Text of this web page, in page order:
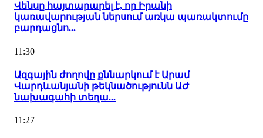
Վենսը հայտարարել է, որ Իրանի
կառավարության ներսում առկա պառակտումը
բարդացնո...
11:30
Ազգային ժողովը քննարկում է Արամ
Վարդևանյանի թեկնածությունն ԱԺ
նախագահի տեղա...
11:27